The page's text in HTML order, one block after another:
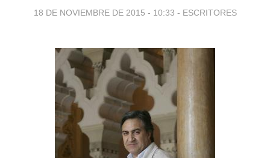
18 DE NOVIEMBRE DE 2015 - 10:33 - ESCRITORES